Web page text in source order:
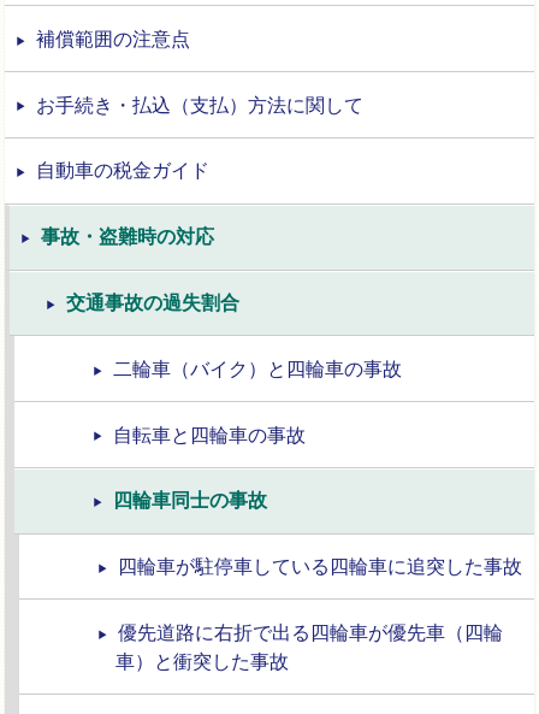
補償範囲の注意点
お手続き・払込（支払）方法に関して
自動車の税金ガイド
事故・盗難時の対応
交通事故の過失割合
二輪車（バイク）と四輪車の事故
自転車と四輪車の事故
四輪車同士の事故
四輪車が駐停車している四輪車に追突した事故
優先道路に右折で出る四輪車が優先車（四輪
車）と衝突した事故